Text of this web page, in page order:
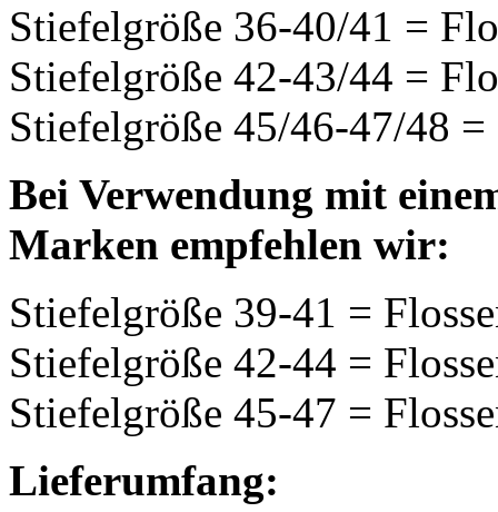
Stiefelgröße 36-40/41 =
Stiefelgröße 42-43/44 =
Stiefelgröße 45/46-47/48
Bei Verwendung mit
Marken empfehlen wir:
Stiefelgröße 39-41 =
Stiefelgröße 42-44 =
Stiefelgröße 45-47 =
Lieferumfang: